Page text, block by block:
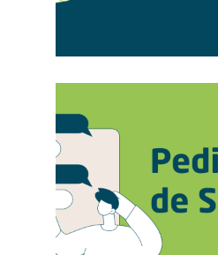
ou acidentes de
danificação de
viaturas durante o
processo de
recolha de
resíduos).